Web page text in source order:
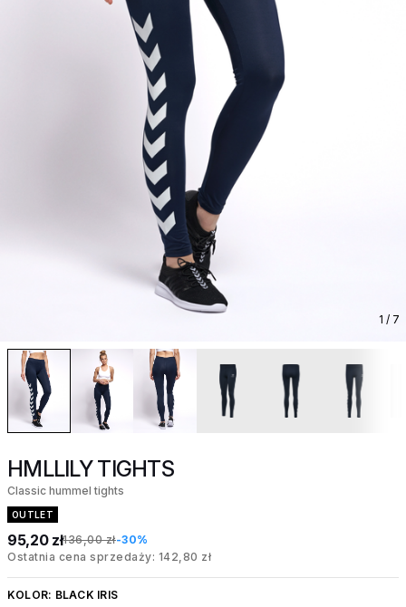
1 / 7
HMLLILY TIGHTS
Classic hummel tights
OUTLET
95,20 zł136,00 zł-30%
Ostatnia cena sprzedaży: 142,80 zł
KOLOR: BLACK IRIS